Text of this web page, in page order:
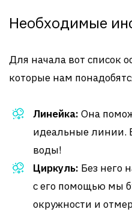
Необходимые
Для начала вот список
которые нам
Линейка: Она
идеальные линии.
воды!
Циркуль: Без него
с его помощью мы
окружности и